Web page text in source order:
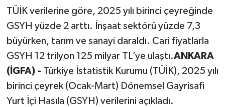
TÜİK verilerine göre, 2025 yılı birinci çeyreğinde
GSYH yüzde 2 arttı. İnşaat sektörü yüzde 7,3
büyürken, tarım ve sanayi daraldı. Cari fiyatlarla
GSYH 12 trilyon 125 milyar TL’ye ulaştı.ANKARA
(İGFA) - Türkiye İstatistik Kurumu (TÜİK), 2025 yılı
birinci çeyrek (Ocak-Mart) Dönemsel Gayrisafi
Yurt İçi Hasıla (GSYH) verilerini açıkladı.